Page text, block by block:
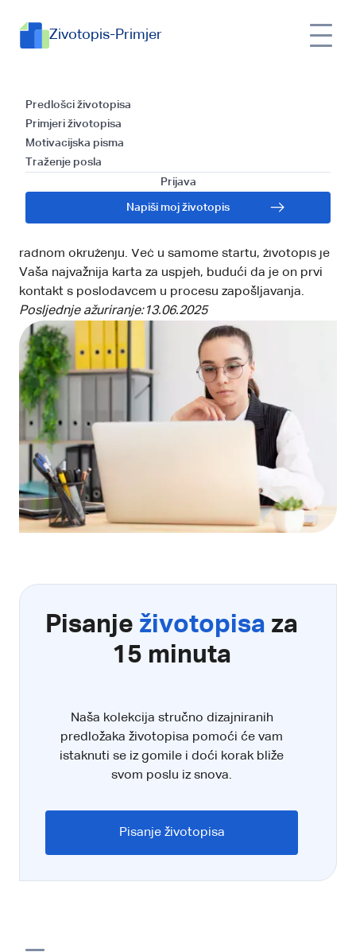
Zivotopis-Primjer
Predlošci životopisa
Primjeri životopisa
Motivacijska pisma
Traženje posla
Prijava
Napiši moj životopis
Poslovne vještine CV
primjer: Ključne vještine za
uspješan životopis
Bez obzira na industriju, poslodavci traže kandidate s
poslovnim i mekim vještinama jer one pridonose
radnom okruženju. Već u samome startu, životopis je
Vaša najvažnija karta za uspjeh, budući da je on prvi
kontakt s poslodavcem u procesu zapošljavanja.
Posljednje ažuriranje:13.06.2025
Pisanje životopisa za
15 minuta
Naša kolekcija stručno dizajniranih
predložaka životopisa pomoći će vam
istaknuti se iz gomile i doći korak bliže
svom poslu iz snova.
Pisanje životopisa